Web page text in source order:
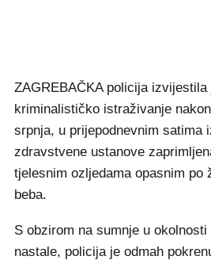
ZAGREBAČKA policija
kriminalističko istraživanje
srpnja, u prijepodnevnim satima
zdravstvene ustanove
tjelesnim ozljedama opasnim po
beba.
S obzirom na sumnje u
nastale, policija je odmah